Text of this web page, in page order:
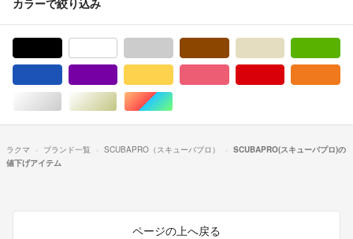
シルバー/銀色系ゴールド/金色系マルチカラー
ラクマ ブランド一覧 SCUBAPRO（スキューバプロ）
SCUBAPRO(スキューバプロ)の
値下げアイテム
ページの上へ戻る